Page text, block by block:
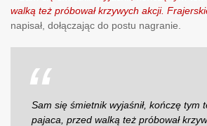
walką też próbował krzywych akcji.
napisał, dołączając do postu nagranie.
Sam się śmietnik wyjaśnił, kończę tym
pajaca, przed walką też próbował